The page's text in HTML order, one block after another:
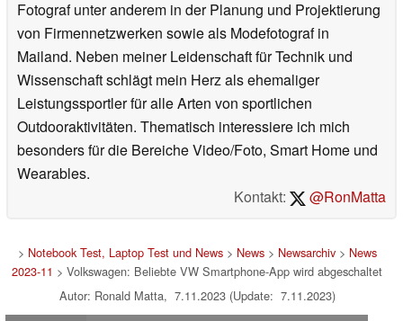
Fotograf unter anderem in der Planung und Projektierung
von Firmennetzwerken sowie als Modefotograf in
Mailand. Neben meiner Leidenschaft für Technik und
Wissenschaft schlägt mein Herz als ehemaliger
Leistungssportler für alle Arten von sportlichen
Outdooraktivitäten. Thematisch interessiere ich mich
besonders für die Bereiche Video/Foto, Smart Home und
Wearables.
Kontakt:
@RonMatta
> Notebook Test, Laptop Test und News> News> Newsarchiv> News
2023-11 > Volkswagen: Beliebte VW Smartphone-App wird abgeschaltet
Autor: Ronald Matta, 7.11.2023 (Update: 7.11.2023)